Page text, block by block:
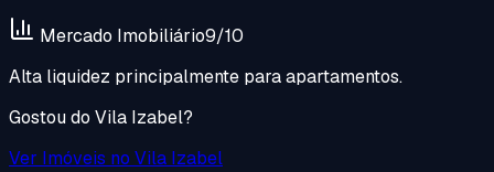
Mercado Imobiliário9/10
Alta liquidez principalmente para apartamentos.
Gostou do Vila Izabel?
Ver Imóveis no Vila Izabel